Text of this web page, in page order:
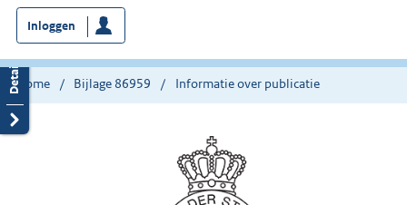
bent
nu
hier:
Inloggen
Home Bijlage 86959 Informatie over publicatie